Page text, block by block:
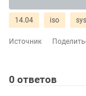
14.04 iso
Источник
0 ответов